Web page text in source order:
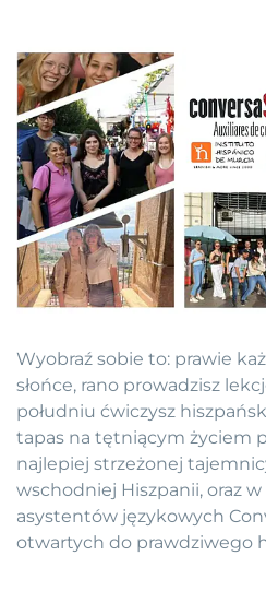
Wyobraź sobie to: prawie
słońce, rano prowadzisz
południu ćwiczysz
tapas na tętniącym życiem
najlepiej strzeżonej
wschodniej Hiszpanii, oraz
asystentów językowych
otwartych do prawdziwego